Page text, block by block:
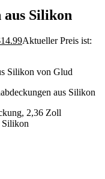
aus Silikon
14.99Aktueller Preis ist:
Silikon von Glud
aus Silikon
2,36 Zoll
Silikon